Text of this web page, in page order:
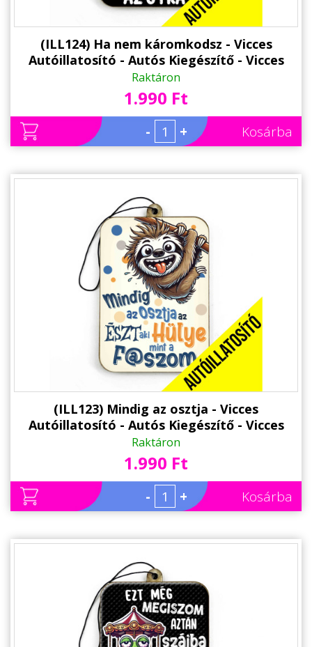
(ILL124) Ha nem káromkodsz - Vicces
Autóillatosító - Autós Kiegészítő - Vicces
Ajándék
Raktáron
1.990 Ft
- + Kosárba
(ILL123) Mindig az osztja - Vicces
Autóillatosító - Autós Kiegészítő - Vicces
Ajándék
Raktáron
1.990 Ft
- + Kosárba